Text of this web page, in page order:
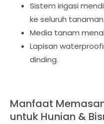
Sistem irigasi
ke seluruh tanaman.
Media tanam
Lapisan
dinding.
Manfaat
untuk Hunian &